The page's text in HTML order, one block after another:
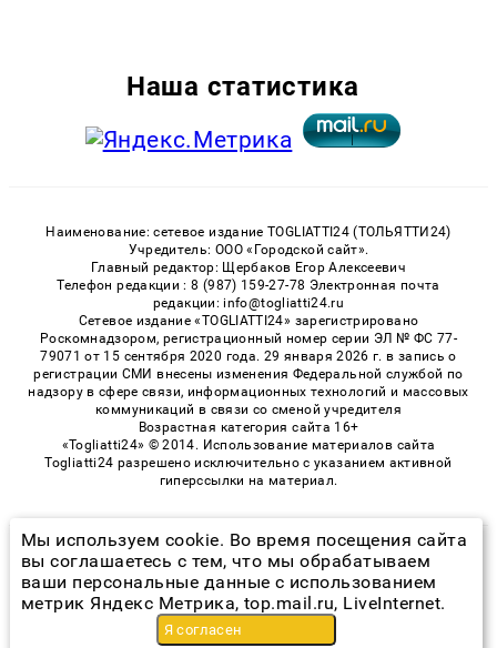
Наша статистика
Наименование: сетевое издание TOGLIATTI24 (ТОЛЬЯТТИ24)
Учредитель: ООО «Городской сайт».
Главный редактор: Щербаков Егор Алексеевич
Телефон редакции : 8 (987) 159-27-78 Электронная почта
редакции: info@togliatti24.ru
Сетевое издание «TOGLIATTI24» зарегистрировано
Роскомнадзором, регистрационный номер серии ЭЛ № ФС 77-
79071 от 15 сентября 2020 года. 29 января 2026 г. в запись о
регистрации СМИ внесены изменения Федеральной службой по
надзору в сфере связи, информационных технологий и массовых
коммуникаций в связи со сменой учредителя
Возрастная категория сайта 16+
«Togliatti24» © 2014. Использование материалов сайта
Togliatti24 разрешено исключительно с указанием активной
гиперссылки на материал.
© 2026 «Togliatti24» | Все права защищены
Возрастная категория сайта 16+
Политика конфиденциальности
Мы используем cookie. Во время посещения сайта
вы соглашаетесь с тем, что мы обрабатываем
ваши персональные данные с использованием
метрик Яндекс Метрика, top.mail.ru, LiveInternet.
Я согласен